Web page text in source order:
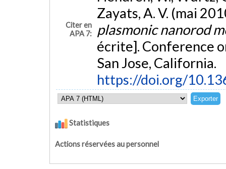
Citer en
APA 7:
Zayats, A. V. (mai
plasmonic nanorod
écrite]. Conference
San Jose, California.
https://doi.org/
Statistiques
Actions réservées au personnel